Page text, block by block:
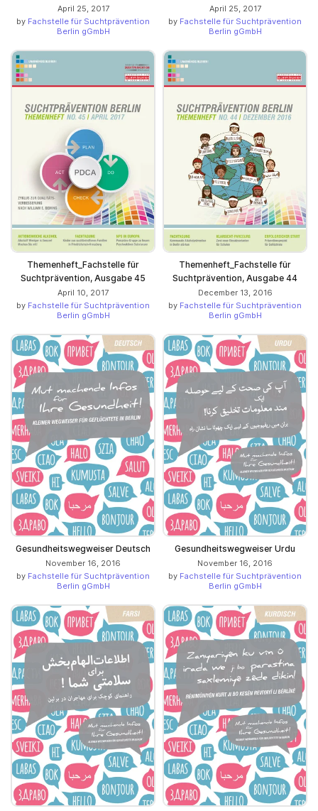
April 25, 2017
by Fachstelle für Suchtprävention
Berlin gGmbH
April 25, 2017
by Fachstelle für Suchtprävention
Berlin gGmbH
Themenheft_Fachstelle für
Suchtprävention, Ausgabe 45
April 10, 2017
by Fachstelle für Suchtprävention
Berlin gGmbH
Themenheft_Fachstelle für
Suchtprävention, Ausgabe 44
December 13, 2016
by Fachstelle für Suchtprävention
Berlin gGmbH
Gesundheitswegweiser Deutsch
November 16, 2016
by Fachstelle für Suchtprävention
Berlin gGmbH
Gesundheitswegweiser Urdu
November 16, 2016
by Fachstelle für Suchtprävention
Berlin gGmbH